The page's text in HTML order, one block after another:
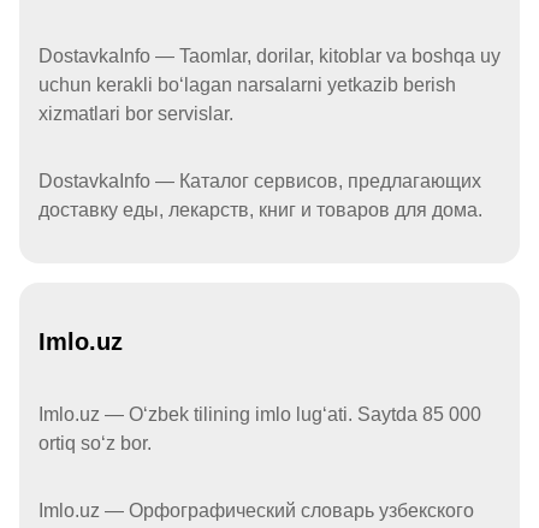
DostavkaInfo — Taomlar, dorilar, kitoblar va boshqa uy
uchun kerakli boʻlagan narsalarni yetkazib berish
xizmatlari bor servislar.
DostavkaInfo — Каталог сервисов, предлагающих
доставку еды, лекарств, книг и товаров для дома.
Imlo.uz
Imlo.uz — Oʻzbek tilining imlo lugʻati. Saytda 85 000
ortiq soʻz bor.
Imlo.uz — Орфографический словарь узбекского